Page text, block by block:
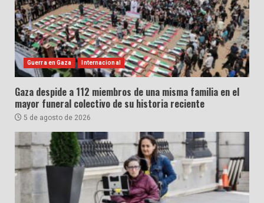
Guerra en Gaza Internacional
Gaza despide a 112 miembros de una misma familia en el
mayor funeral colectivo de su historia reciente
5 de agosto de 2026